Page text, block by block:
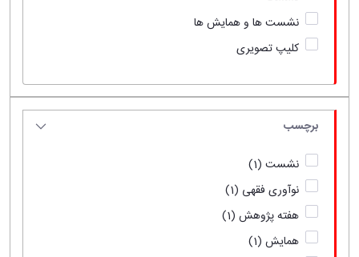
نشست ها و همایش ها
کلیپ تصویری
برچسب
نشست (1)
نوآوری فقهی (1)
هفته پژوهش (1)
همایش (1)